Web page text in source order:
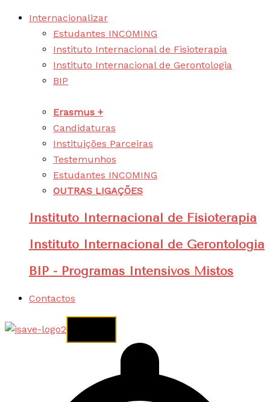
Internacionalizar
Estudantes INCOMING
Instituto Internacional de Fisioterapia
Instituto Internacional de Gerontologia
BIP
Erasmus +
Candidaturas
Instituições Parceiras
Testemunhos
Estudantes INCOMING
OUTRAS LIGAÇÕES
Instituto Internacional de Fisioterapia
Instituto Internacional de Gerontologia
BIP - Programas Intensivos Mistos
Contactos